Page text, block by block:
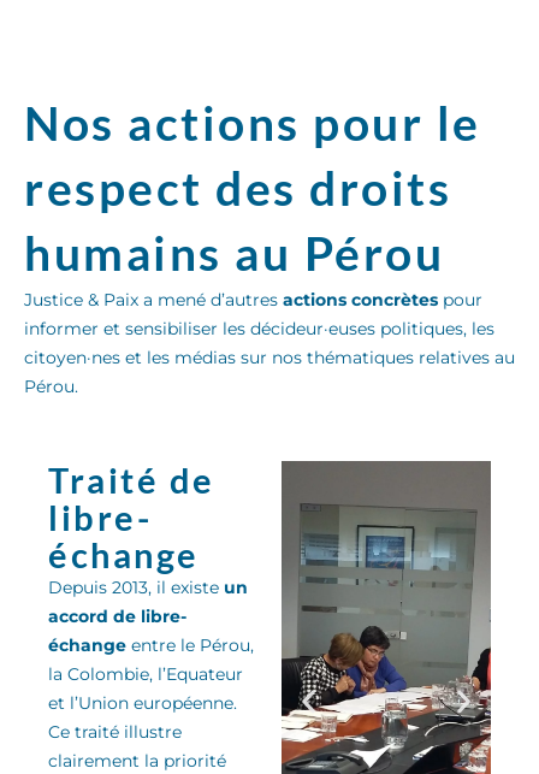
Nos actions pour le
respect des droits
humains au Pérou
Justice & Paix a mené d’autres actions concrètes pour
informer et sensibiliser les décideur·euses politiques, les
citoyen·nes et les médias sur nos thématiques relatives au
Pérou.
Traité de
libre-
échange
Depuis 2013, il existe un
accord de libre-
échange entre le Pérou,
la Colombie, l’Equateur
et l’Union européenne.
Ce traité illustre
clairement la priorité